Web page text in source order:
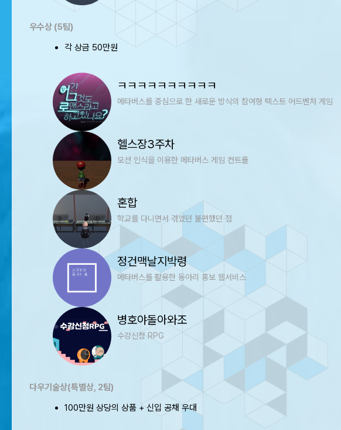
우수상 (5팀)
각 상금 50만원
ㅋㅋㅋㅋㅋㅋㅋㅋㅋㅋ
메타버스를 중심으로 한 새로운 방식의 참여형 텍스트 어드벤처 게임
헬스장3주차
모션 인식을 이용한 메타버스 게임 컨트롤
혼합
학교를 다니면서 겪었던 불편했던 점
정건맥날지박령
메타버스를 활용한 동아리 홍보 웹서비스
병호야돌아와조
수강신청 RPG
다우기술상(특별상, 2팀)
100만원 상당의 상품 + 신입 공채 우대